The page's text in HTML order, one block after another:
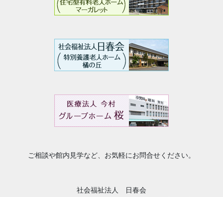
ご相談や館内見学など、お気軽にお問合せください。
社会福祉法人 日春会